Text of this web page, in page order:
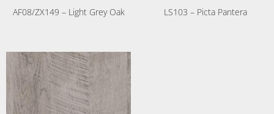
AF08/ZX149 – Light Grey Oak LS103 – Picta Pantera